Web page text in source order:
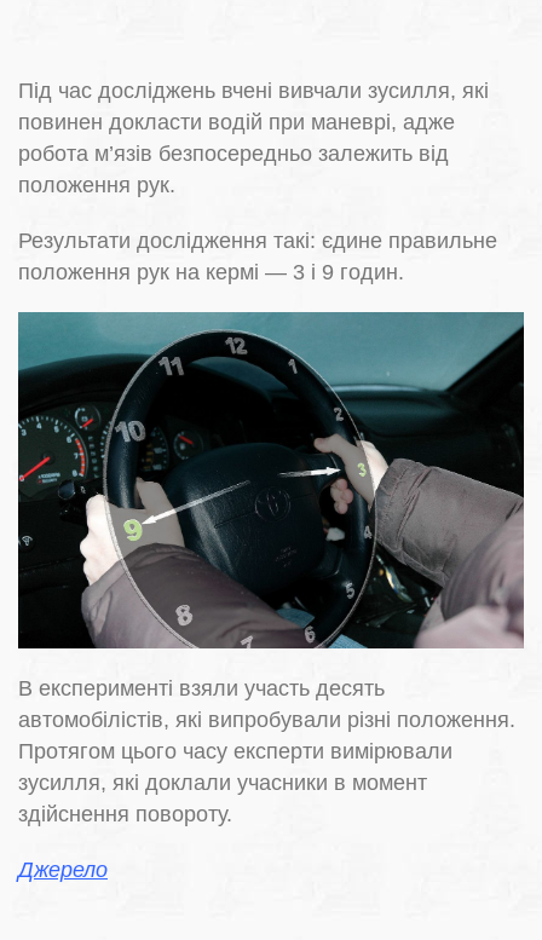
Під час досліджень вчені вивчали зусилля, які
повинен докласти водій при маневрі, адже
робота м’язів безпосередньо залежить від
положення рук.
Результати дослідження такі: єдине правильне
положення рук на кермі — 3 і 9 годин.
В експерименті взяли участь десять
автомобілістів, які випробували різні положення.
Протягом цього часу експерти вимірювали
зусилля, які доклали учасники в момент
здійснення повороту.
Джерело